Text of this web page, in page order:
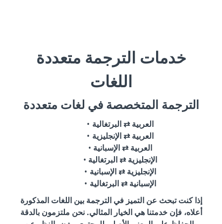
خدمات الترجمة متعددة
اللغات
الترجمة المتخصصة في لغات متعددة
العربية ⇄ البرتغالية
العربية ⇄ الإنجليزية
العربية ⇄ الإسبانية
الإنجليزية ⇄ البرتغالية
الإنجليزية ⇄ الإسبانية
الإسبانية ⇄ البرتغالية
إذا كنت تبحث عن التميز في الترجمة بين اللغات المذكورة
أعلاه، فإن خدمتنا هي الخيار المثالي. نحن ملتزمون بالدقة